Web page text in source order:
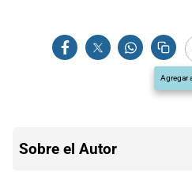
Agregar
Sobre el Autor